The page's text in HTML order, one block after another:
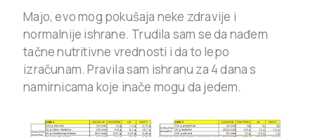
Majo, evo mog pokušaja neke zdravije i
normalnije ishrane. Trudila sam se da nađem
tačne nutritivne vrednosti i da to lepo
izračunam. Pravila sam ishranu za 4 dana s
namirnicama koje inače mogu da jedem.